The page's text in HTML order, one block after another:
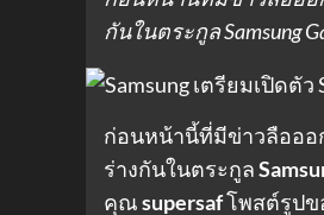
กันในตระกูล Samsung
ก่อนหน้านี้ที่มีข่าวลือออ
ร่างกันในตระกูล
คุณsupersafโพสต์รูปข